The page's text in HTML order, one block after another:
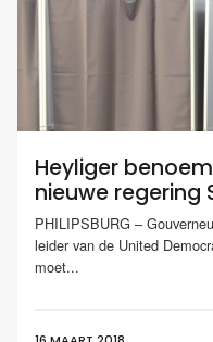
Heyliger
nieuwe regering
PHILIPSBURG –
leider van de United
moet...